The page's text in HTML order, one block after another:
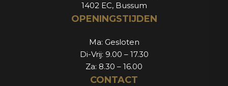
1402 EC, Bussum
OPENINGSTIJDEN
Ma: Gesloten
Di-Vrij: 9.00 – 17.30
Za: 8.30 – 16.00
CONTACT